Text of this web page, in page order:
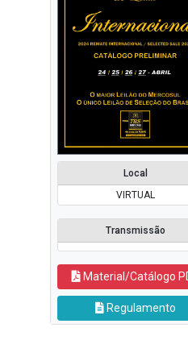
Local
VIRTUAL
Transmissão
Material/Catálogo
Regulamento